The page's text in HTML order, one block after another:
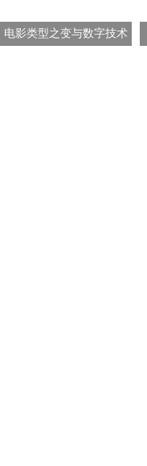
电影类型之变与数字技术